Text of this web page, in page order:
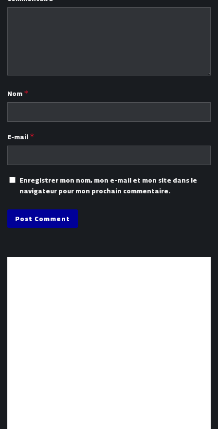
Nom *
E-mail *
Enregistrer mon nom, mon e-mail et mon site dans le
navigateur pour mon prochain commentaire.